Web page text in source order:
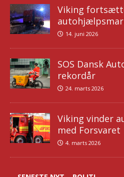
Viking
14. juni 2026
SOS Dansk
rekordår
24. marts 2026
Viking vinder
med Forsvaret
4. marts 2026